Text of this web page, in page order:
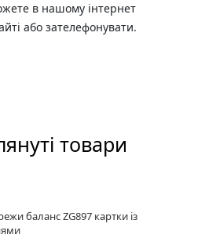
в нашому інтернет
або зателефонувати.
товари
баланс ZG897 картки із